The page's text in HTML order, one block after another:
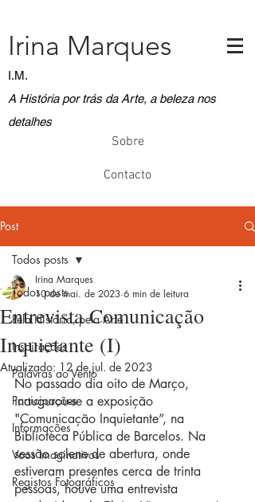
A História por trás da Arte, a beleza nos
detalhes
Irina Marques
I.M.
Sobre
Contacto
Post
Todos posts
Pela História, pela Arte
Inspirações
Palavras ao Vento
Participações
Informações
Voos Imaginativos
Registos Fotográficos
Todos posts
Entrevista Comunicação
Inquietante (I)
Irina Marques
10 de mai. de 2023 6 min de leitura
Atualizado: 12 de jul. de 2023
No passado dia oito de Março,
inaugurou-se a exposição
"Comunicação Inquietante”, na
Biblioteca Pública de Barcelos. Na
sessão solene de abertura, onde
estiveram presentes cerca de trinta
pessoas, houve uma entrevista